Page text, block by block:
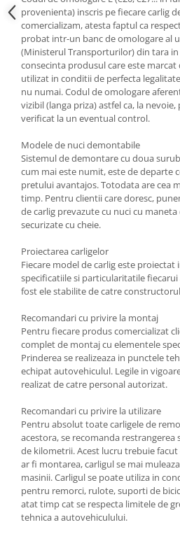
Carlige Tesla
Carlige Toyota
Carlige Volkswagen
Carlige Volvo
Carlige Xpeng
Carlige Xpeng G6
provenienta) inscris pe fiecare carlig
comercializam, atesta faptul ca
probat intr-un banc de omologare al
(Ministerul Transporturilor) din tara in
consecinta produsul care este marcat
utilizat in conditii de perfecta
nu numai. Codul de omologare
vizibil (langa priza) astfel ca, la
verificat la un eventual control.
Modele de nuci demontabile
Sistemul de demontare cu doua
cum mai este numit, este de departe
pretului avantajos. Totodata are cea
timp. Pentru clientii care doresc,
de carlig prevazute cu nuci cu
securizate cu cheie.
Proiectarea carligelor
Fiecare model de carlig este
specificatiile si particularitatile
fost ele stabilite de catre
Recomandari cu privire la montaj
Pentru fiecare produs comercializat
complet de montaj cu elementele
Prinderea se realizeaza in punctele
echipat autovehiculul. Legile in
realizat de catre personal autorizat.
Recomandari cu privire la utilizare
Pentru absolut toate carligele de
acestora, se recomanda
de kilometrii. Acest lucru trebuie
ar fi montarea, carligul se mai
masinii. Carligul se poate utiliza in
pentru remorci, rulote, suporti de
atat timp cat se respecta limitele de
tehnica a autovehiculului.